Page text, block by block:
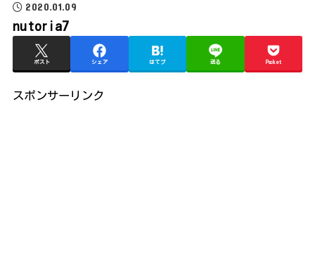
2020.01.09
nutoria7
ポスト シェア はてブ 送る Pocket
スポンサーリンク